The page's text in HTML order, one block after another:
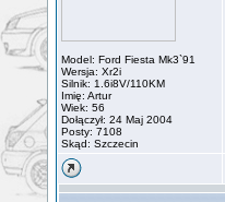
Model: Ford Fiesta Mk3`91
Wersja: Xr2i
Silnik: 1.6i8V/110KM
Imię: Artur
Wiek: 56
Dołączył: 24 Maj 2004
Posty: 7108
Skąd: Szczecin